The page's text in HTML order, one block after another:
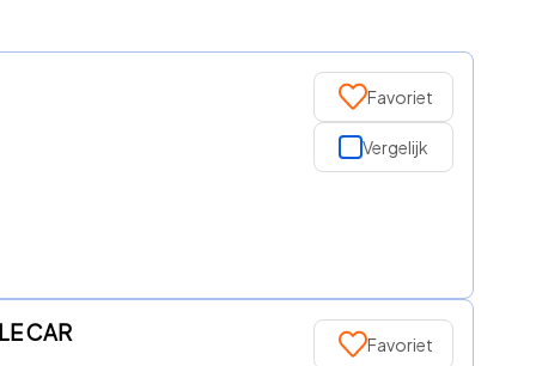
Favoriet
Vergelijk
CAR Favoriet